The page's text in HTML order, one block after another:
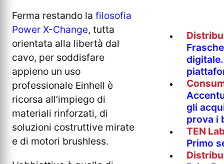
Ferma restando la filosofia
Power X-Change, tutta
orientata alla libertà dal
cavo, per soddisfare
appieno un uso
professionale Einhell è
ricorsa all’impiego di
materiali rinforzati, di
soluzioni costruttive mirate
e di motori brushless.
gli
prova i
TEN
Primo